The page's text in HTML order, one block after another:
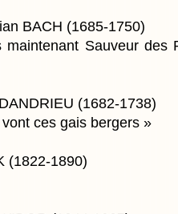
BACH (1685-1750)
maintenant Sauveur des
(1682-1738)
vont ces gais bergers »
(1822-1890)